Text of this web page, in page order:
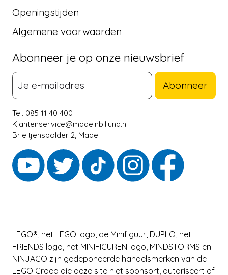
Openingstijden
Algemene voorwaarden
Abonneer je op onze nieuwsbrief
Abonneer
Tel. 085 11 40 400
Klantenservice@madeinbillund.nl
Brieltjenspolder 2, Made
LEGO®, het LEGO logo, de Minifiguur, DUPLO, het
FRIENDS logo, het MINIFIGUREN logo, MINDSTORMS en
NINJAGO zijn gedeponeerde handelsmerken van de
LEGO Groep die deze site niet sponsort, autoriseert of